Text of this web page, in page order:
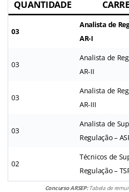
QUANTIDADE
03
Analista de
AR-I
03
Analista de
AR-II
03
Analista de
AR-III
03
Analista de
Regulação –
02
Técnicos de
Regulação –
Concurso ARSEP:Tabela de